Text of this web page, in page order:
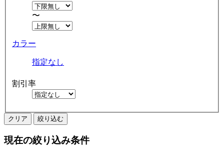
〜
カラー
指定なし
割引率
クリア 絞り込む
現在の絞り込み条件